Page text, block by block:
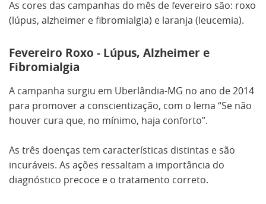
As cores das campanhas do mês de fevereiro são: roxo
(lúpus, alzheimer e fibromialgia) e laranja (leucemia).
Fevereiro Roxo - Lúpus, Alzheimer e
Fibromialgia
A campanha surgiu em Uberlândia-MG no ano de 2014
para promover a conscientização, com o lema “Se não
houver cura que, no mínimo, haja conforto”.
As três doenças tem características distintas e são
incuráveis. As ações ressaltam a importância do
diagnóstico precoce e o tratamento correto.